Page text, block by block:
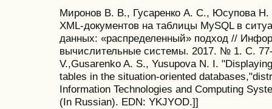
Миронов В. В., Гусаренко А. С., Юсупова
XML-документов на таблицы MySQL в
данных: «распределенный» подход //
вычислительные системы. 2017. № 1. С.
V.,Gusarenko A. S., Yusupova N. I.
tables in the situation-oriented
Information Technologies and Computing
(In Russian). EDN: YKJYOD.]]